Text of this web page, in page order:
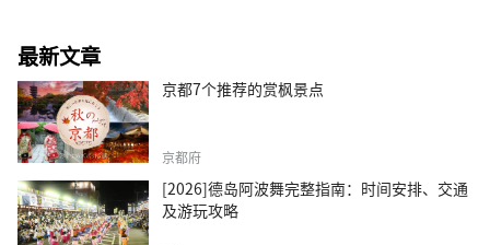
最新文章
京都7个推荐的赏枫景点
京都府
[2026]德岛阿波舞完整指南：时间安排、交通
及游玩攻略